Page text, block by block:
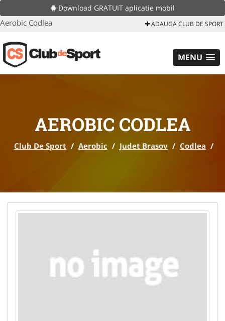
Download GRATUIT aplicatie mobil
Aerobic Codlea ADAUGA CLUB DE SPORT
MENU
AEROBIC CODLEA
Club De Sport / Aerobic / Judet Brasov / Codlea /